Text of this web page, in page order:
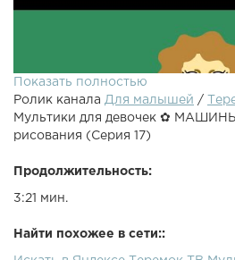
Показать полностью
Ролик канала Для малышей /
Мультики для девочек ✿
рисования (Серия 17)
Продолжительность:
3:21 мин.
Найти похожее в сети::